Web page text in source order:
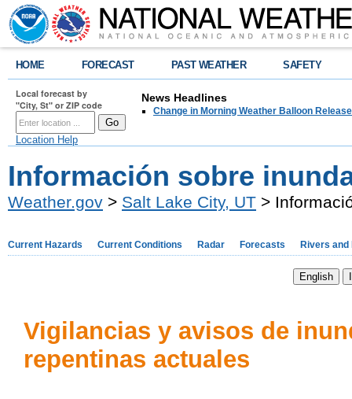
HOME FORECAST PAST WEATHER SAFETY
Local forecast by
"City, St" or ZIP code
Location Help
News Headlines
Change in Morning Weather Balloon
Información sobre
Weather.gov > Salt Lake City, UT >
Current Hazards Current Conditions Radar Forecasts Rivers and
Vigilancias y avisos de
repentinas actuales